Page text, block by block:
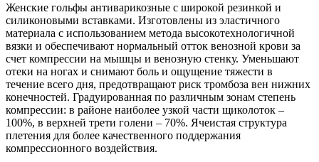
Женские гольфы антиварикозные с широкой резинкой и
силиконовыми вставками. Изготовлены из эластичного
материала с использованием метода высокотехнологичной
вязки и обеспечивают нормальный отток венозной крови за
счет компрессии на мышцы и венозную стенку. Уменьшают
отеки на ногах и снимают боль и ощущение тяжести в
течение всего дня, предотвращают риск тромбоза вен нижних
конечностей. Градуированная по различным зонам степень
компрессии: в районе наиболее узкой части щиколоток –
100%, в верхней трети голени – 70%. Ячеистая структура
плетения для более качественного поддержания
компрессионного воздействия.